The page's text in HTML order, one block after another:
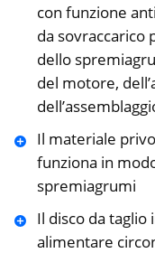
con funzione
da sovraccarico
dello
del motore,
Il materiale
funziona in
spremiagrumi
Il disco da taglio
alimentare